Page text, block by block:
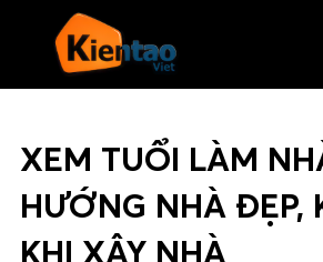
XEM TUỔI LÀM
HƯỚNG NHÀ ĐẸP,
KHI XÂY NHÀ